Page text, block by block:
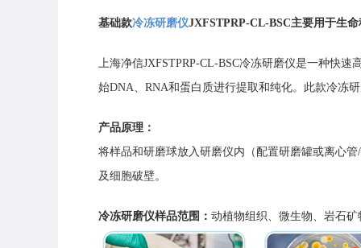
基础款冷冻研磨仪JXFSTPRP-CL-BSC主要用于生
上海净信JXFSTPRP-CL-BSC冷冻研磨仪是一种快
始DNA、RNA和蛋白质进行提取和纯化。此款冷冻
产品原理：
将样品和研磨球放入研磨仪内（配置研磨罐或离心
及细胞破壁。
冷冻研磨仪样品范围： 动植物组织、微生物、岩石